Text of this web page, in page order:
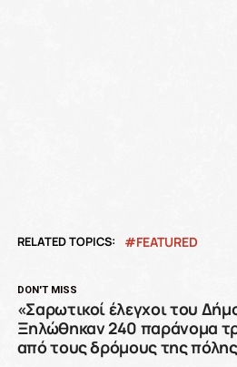
RELATED TOPICS: FEATURED
DON'T MISS
«Σαρωτικοί έλεγχοι του
Ξηλώθηκαν 240 παράνομα
από τους δρόμους της